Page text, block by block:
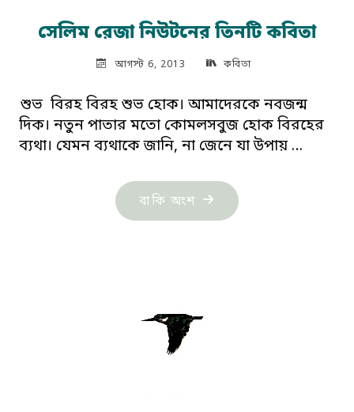
সেলিম রেজা নিউটনের তিনটি কবিতা
আগস্ট 6, 2013 কবিতা
শুভ বিরহ বিরহ শুভ হোক। আমাদেরকে নবজন্ম
দিক। নতুন পাতার মতো কোমলসবুজ হোক বিরহের
ব্যথা। যেমন ব্যথাকে জানি, না জেনে যা উপায় …
বাকি অংশ "সেলিম
রেজা